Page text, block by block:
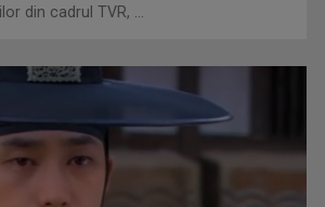
din cadrul TVR, ...